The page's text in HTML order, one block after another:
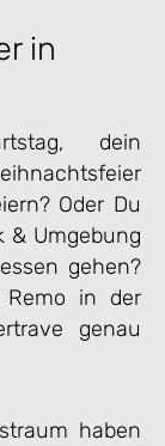
in
dein
Oder Du
& Umgebung
gehen?
in der
genau
haben